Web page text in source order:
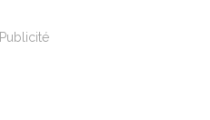
Publicité